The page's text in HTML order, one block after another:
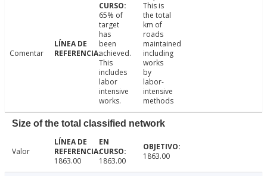
Comentar
65% of
target
has
been
achieved.
This
includes
labor
intensive
works.
This is
the total
km of
roads
maintained
including
works
by
labor-
intensive
methods
Size of the total classified network
Valor
1863.00
1863.00 1863.00